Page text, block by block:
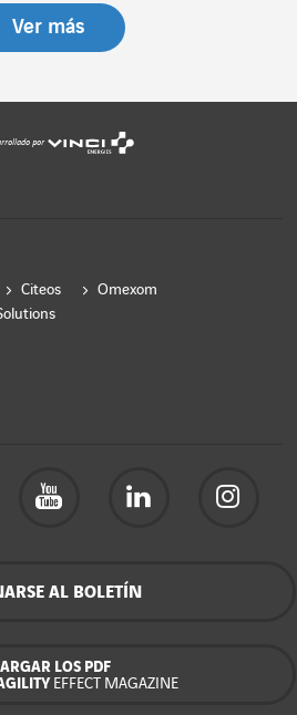
Ver más
por
Citeos
Omexom
AL BOLETÍN
LOS PDF
EFFECT MAGAZINE